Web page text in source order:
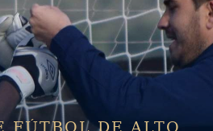
FÚTBOL DE ALTO